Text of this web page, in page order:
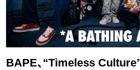
BAPE、“Timeless